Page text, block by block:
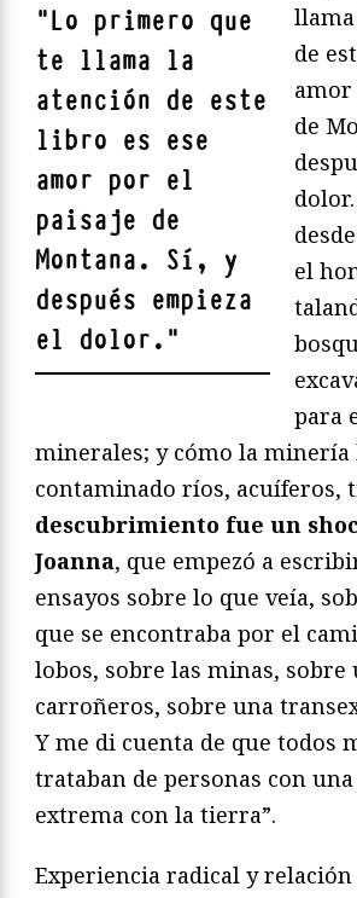
"Lo primero que
te llama la
atención de este
libro es ese
amor por el
paisaje de
Montana. Sí, y
después empieza
el dolor. "
de
amor
de
el
para
minerales; y cómo la minería
contaminado ríos, acuíferos,
descubrimiento fue un
Joanna, que empezó a
ensayos sobre lo que veía,
que se encontraba por el
lobos, sobre las minas, sobre
carroñeros, sobre una
Y me di cuenta de que todos
trataban de personas con
extrema con la tierra”.
Experiencia radical y